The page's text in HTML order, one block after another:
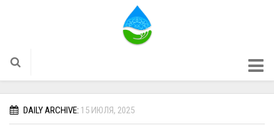
ГЛАВНОЕ
О НАСDAILY ARCHIVE: 15 ИЮЛЯ, 2025